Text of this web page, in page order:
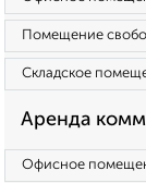
Помещение
Складское
Аренда
Офисное